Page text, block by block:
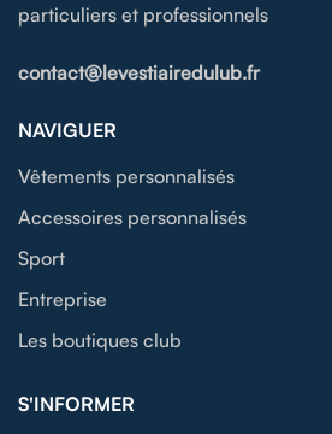
particuliers et professionnels
contact@levestiairedulub.fr
NAVIGUER
Vêtements personnalisés
Accessoires personnalisés
Sport
Entreprise
Les boutiques club
S'INFORMER